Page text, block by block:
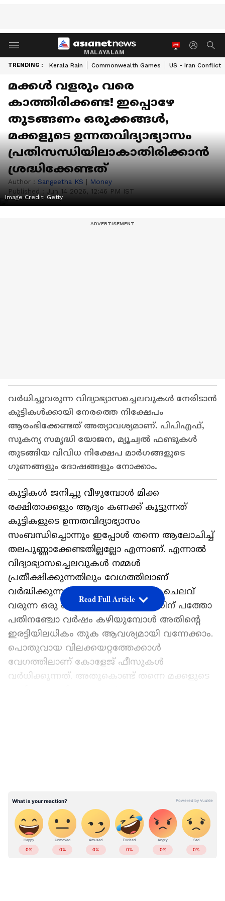
MALAYALAM
TRENDING : Kerala Rain Commonwealth Games US - Iran Conflict
മക്കൾ വളരും വരെ
കാത്തിരിക്കണ്ട! ഇപ്പൊഴേ
തുടങ്ങണം ഒരുക്കങ്ങൾ,
മക്കളുടെ ഉന്നതവിദ്യാഭ്യാസം
പ്രതിസന്ധിയിലാകാതിരിക്കാൻ
ശ്രദ്ധിക്കേണ്ടത്
Author : Sangeetha KS | Money
Published : Jun 14 2026, 12:46 PM IST
Image Credit: Getty
വർധിച്ചുവരുന്ന വിദ്യാഭ്യാസച്ചെലവുകൾ നേരിടാൻ
കുട്ടികൾക്കായി നേരത്തെ നിക്ഷേപം
ആരംഭിക്കേണ്ടത് അത്യാവശ്യമാണ്. പിപിഎഫ്,
സുകന്യ സമൃദ്ധി യോജന, മ്യൂച്വൽ ഫണ്ടുകൾ
തുടങ്ങിയ വിവിധ നിക്ഷേപ മാർഗങ്ങളുടെ
ഗുണങ്ങളും ദോഷങ്ങളും നോക്കാം.
കുട്ടികൾ ജനിച്ചു വീഴുമ്പോൾ മിക്ക
രക്ഷിതാക്കളും ആദ്യം കണക്ക് കൂട്ടുന്നത്
കുട്ടികളുടെ ഉന്നതവിദ്യാഭ്യാസം
സംബന്ധിച്ചൊന്നും ഇപ്പോൾ തന്നെ ആലോചിച്ച്
തലപുണ്ണാക്കേണ്ടതില്ലല്ലോ എന്നാണ്. എന്നാൽ
വിദ്യാഭ്യാസച്ചെലവുകൾ നമ്മൾ
പ്രതീക്ഷിക്കുന്നതിലും വേഗത്തിലാണ്
വർദ്ധിക്കുന്നത്. ഇന്ന് 10 ലക്ഷം രൂപ ചെലവ്
വരുന്ന ഒരു പ്രൊഫഷണൽ കോഴ്സിന് പത്തോ
പതിനഞ്ചോ വർഷം കഴിയുമ്പോൾ അതിന്റെ
ഇരട്ടിയിലധികം തുക ആവശ്യമായി വന്നേക്കാം.
പൊതുവായ വിലക്കയറ്റത്തേക്കാൾ
വേഗത്തിലാണ് കോളേജ് ഫീസുകൾ
വർധിക്കുന്നത്. അതുകൊണ്ട് തന്നെ മക്കളുടെ
തീരുമാനമെടുക്കാനാണ് ബുദ്ധിമുട്ട്.
ഏഷ്യാനെറ്റ് ന്യൂസ് പ്രധാന വാർത്താ സ്രോതസായി
തെരഞ്ഞെടുക്കുക
Read Full Article
ABOUT THE AUTHOR